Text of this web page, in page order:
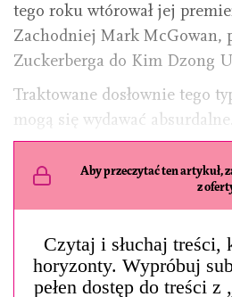
tego roku wtórował jej
Zachodniej Mark McGowan,
Zuckerberga do Kim Dzong
Traktowane dosłownie tego
mogą się wydawać
Aby przeczytać ten artykuł,
z
Czytaj i słuchaj treści,
horyzonty. Wypróbuj
pełen dostęp do treści z